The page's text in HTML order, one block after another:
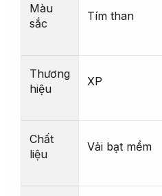
Màu
sắc
Tím than
Thương
hiệu
XP
Chất
liệu
Vải bạt mềm